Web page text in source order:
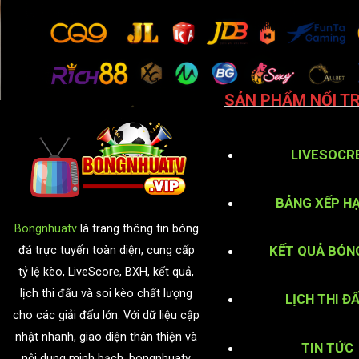
Bongnhuatvlà trang thông tin bóng
đá trực tuyến toàn diện, cung cấp
tỷ lệ kèo, LiveScore, BXH, kết quả,
lịch thi đấu và soi kèo chất lượng
cho các giải đấu lớn. Với dữ liệu cập
nhật nhanh, giao diện thân thiện và
SẢN PHẨM NỔI
BẢNG XẾP
KẾT QUẢ
LỊCH THI
TIN TỨC